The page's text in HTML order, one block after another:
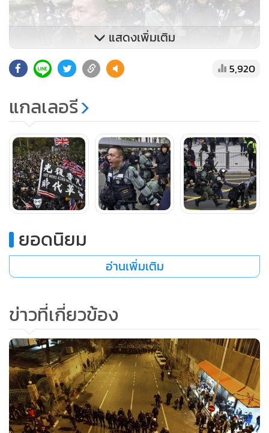
ตำรวจเข้าตรวจค้นชายผู้หนึ่งในการปฏิบัติการ “เรียกให้หยุด
และตรวจค้น” ก่อนหน้าจะมีการชุมนุมประท้วงที่สวนสาธารณะใน
ใจกลางฮ่องกงเมื่อวันอาทิตย์ (19 ม.ค.)
ตำรวจได้ออกคำแถลงระบุว่า มีตำรวจฝ่ายติดต่อประสานงาน
ชุมชน 2 คนถูกทุบตีด้วยท่อนไม้และได้รับบาดเจ็บที่ศีรษะ ยังมีผู้
ประท้วงบางคนขว้างขวดน้ำไปที่ตำรวจอื่นๆ บางคนซึ่งกำลัง
“สืบเนื่องจากเหตุรุนแรงที่เกิดขึ้น ตำรวจจึงขอให้ทางผู้จัดยุติการ
ชุมนุมสาธารณะครั้งนี้ ... และรบเร้าให้พวกผู้เข้าร่วมชุมนุม ...
ออกไปจากพื้นที่โดยใช้การขนส่งสาธารณะ” คำแถลงบอก
ขณะที่ผู้สื่อข่าวของสำนักข่าวเอเอฟพีซึ่งอยู่ในจุดเกิดเหตุ
รายงานว่า ความวุ่นวายเกิดขึ้นเมื่อตำรวจออกคำสั่งให้ยุติการ
แสดงเพิ่มเติม
5,920
แกลเลอรี
ยอดนิยม
อ่านเพิ่มเติม
ข่าวที่เกี่ยวข้อง